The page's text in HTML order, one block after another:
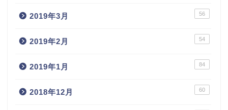
2019年3月 56
2019年2月 54
2019年1月 84
2018年12月 60